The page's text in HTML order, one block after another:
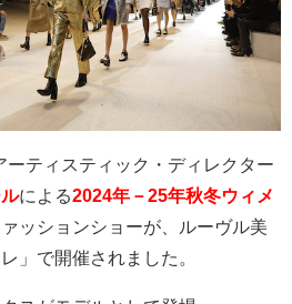
ーティスティック・ディレクター
による2024年－25年秋冬ウィメ
ッションショーが、ルーヴル美
」で開催されました。